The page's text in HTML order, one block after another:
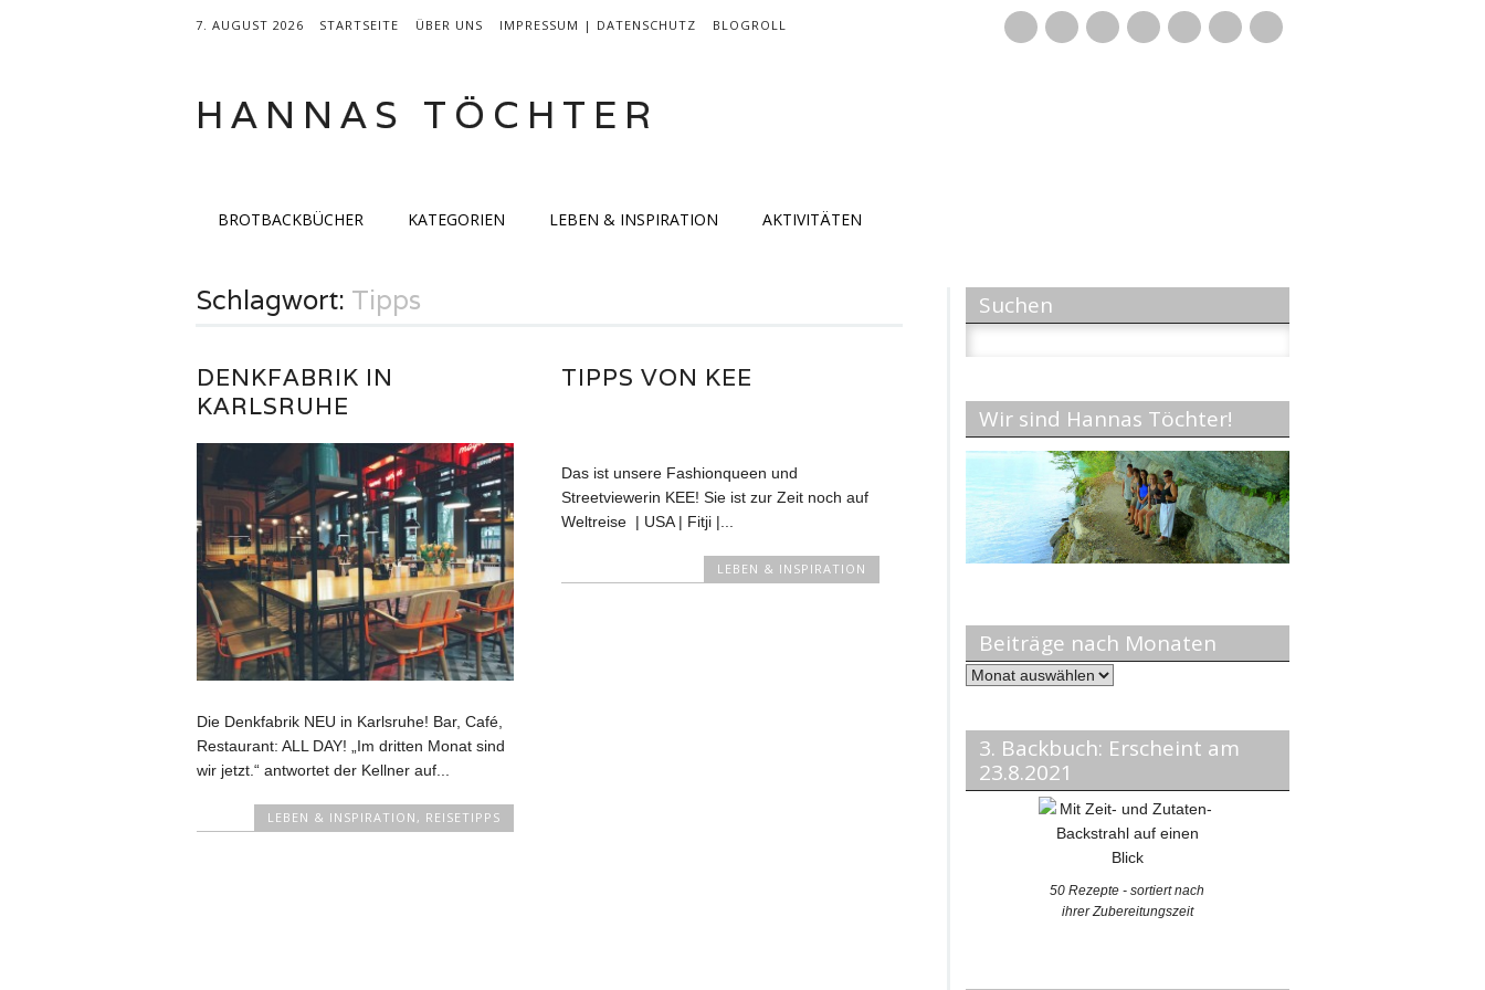
7. AUGUST 2026 STARTSEITE ÜBER UNS IMPRESSUM | DATENSCHUTZ BLOGROLL
Mail
HANNAS TÖCHTER
Hauptmenü
BROTBACKBÜCHER KATEGORIEN LEBEN & INSPIRATION AKTIVITÄTEN
Schlagwort: Tipps
DENKFABRIK IN
KARLSRUHE
Die Denkfabrik NEU in Karlsruhe! Bar, Café,
Restaurant: ALL DAY! „Im dritten Monat sind
wir jetzt.“ antwortet der Kellner auf...
LEBEN & INSPIRATION , REISETIPPS
TIPPS VON KEE
Das ist unsere Fashionqueen und
Streetviewerin KEE! Sie ist zur Zeit noch auf
Weltreise | USA | Fitji |...
LEBEN & INSPIRATION
Suchen
nach:
Wir sind Hannas Töchter!
Beiträge nach Monaten
Beiträge
3. Backbuch: Erscheint am
23.8.2021
50 Rezepte - sortiert nach
ihrer Zubereitungszeit